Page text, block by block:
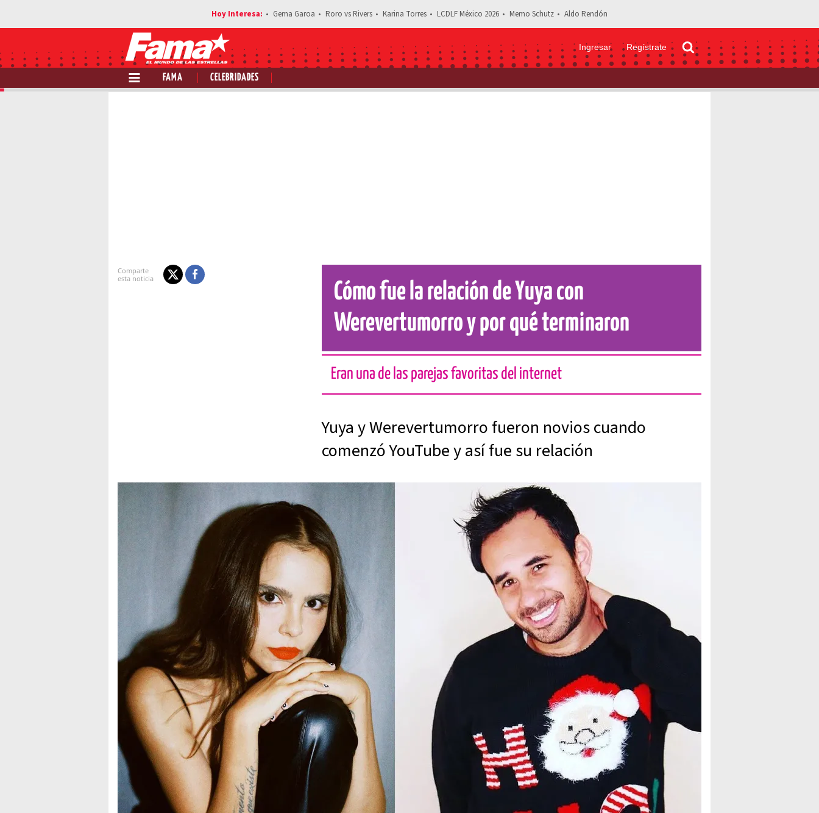
Gema Garoa Roro vs Rivers Karina Torres LCDLF México 2026 Memo Schutz Aldo Rendón
Ingresar Regístrate
FAMA CELEBRIDADES
Estás leyendo: Cómo fue la relación de Yuya con Werevertumorro y por qué terminaron
Cómo fue la relación de Yuya con
Werevertumorro y por qué terminaron
Eran una de las parejas favoritas del internet
Yuya y Werevertumorro fueron novios cuando
comenzó YouTube y así fue su relación